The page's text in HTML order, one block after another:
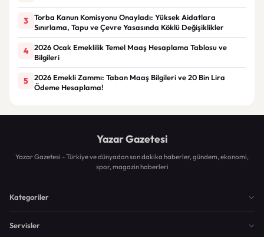
3
Torba Kanun Komisyonu Onayladı: Yüksek Aidatlara
Sınırlama, Tapu ve Çevre Yasasında Köklü Değişiklikler
4
2026 Ocak Emeklilik Temel Maaş Hesaplama Tablosu ve
Bilgileri
5
2026 Emekli Zammı: Taban Maaş Bilgileri ve 20 Bin Lira
Ödeme Hesaplama!
Yazar Gazetesi
Yazar Gazetesi - Türkiye ve dünyadan son dakika haberler, gündem, ekonomi,
spor, magazin haberleri
Kategoriler
Servisler